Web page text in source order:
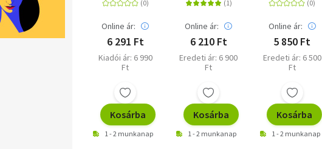
Online ár:
6 291 Ft
Kiadói ár: 6 990
Ft
Kosárba
1 - 2 munkanap
receptek
Online ár:
6 210 Ft
Eredeti ár: 6 900
Ft
Kosárba
1 - 2 munkanap
granita, és
amikkel
Online ár:
5 850 Ft
Eredeti ár: 6 500
Ft
Kosárba
1 - 2 munkanap